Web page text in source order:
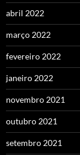
abril 2022
março 2022
fevereiro 2022
janeiro 2022
novembro 2021
outubro 2021
setembro 2021